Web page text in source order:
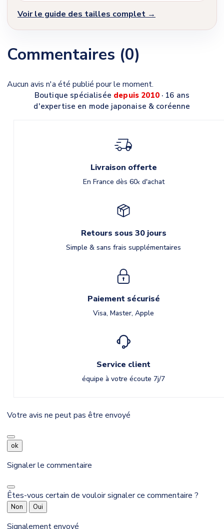
Voir le guide des tailles complet →
Commentaires (0)
Aucun avis n'a été publié pour le moment.
Boutique spécialisée depuis 2010· 16 ans
d'expertise en mode japonaise & coréenne
Livraison offerte
En France dès 60€d'achat
Retours sous 30 jours
Simple & sans frais supplémentaires
Paiement sécurisé
Visa, Master, Apple
Service client
équipe à votre écoute 7j/7
Votre avis ne peut pas être envoyé
ok
Signaler le commentaire
Êtes-vous certain de vouloir signaler ce commentaire ?
Non Oui
Signalement envoyé